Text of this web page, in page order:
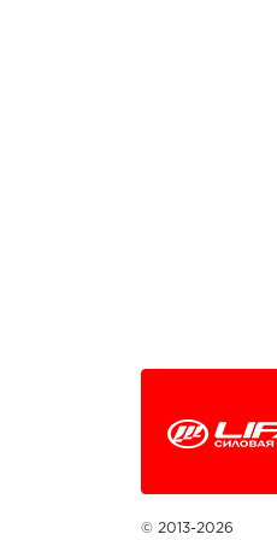
© 2013-2026